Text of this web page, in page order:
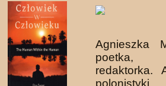
Agnieszka
poetka,
redaktorka.